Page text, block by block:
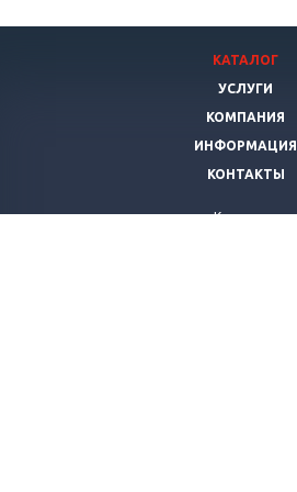
КАТАЛОГ
УСЛУГИ
КОМПАНИЯ
ИНФОРМАЦИЯ
КОНТАКТЫ
Компания